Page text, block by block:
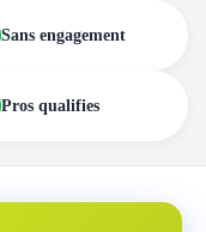
Sans engagement
Pros qualifies